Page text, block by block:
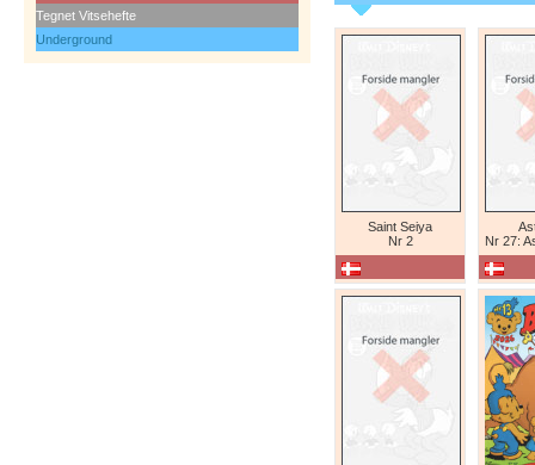
Tegnet Vitsehefte
Underground
Saint Seiya
Nr 2
Nr 27: